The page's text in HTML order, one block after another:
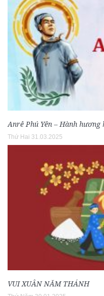
Anrê Phú Yên – Hành hương
Thứ Hai 31.03.2025
VUI XUÂN NĂM THÁNH